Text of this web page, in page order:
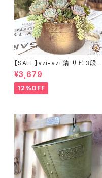
【SALE】azi-azi 錆 サビ 3段シ
ャビー プランター
¥3,679
12%OFF